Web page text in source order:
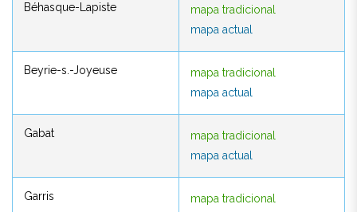
Béhasque-Lapiste
mapa tradicional
mapa actual
Beyrie-s.-Joyeuse
mapa tradicional
mapa actual
Gabat
mapa tradicional
mapa actual
Garris
mapa tradicional
mapa actual
mapa actual
mapa actual
mapa actual